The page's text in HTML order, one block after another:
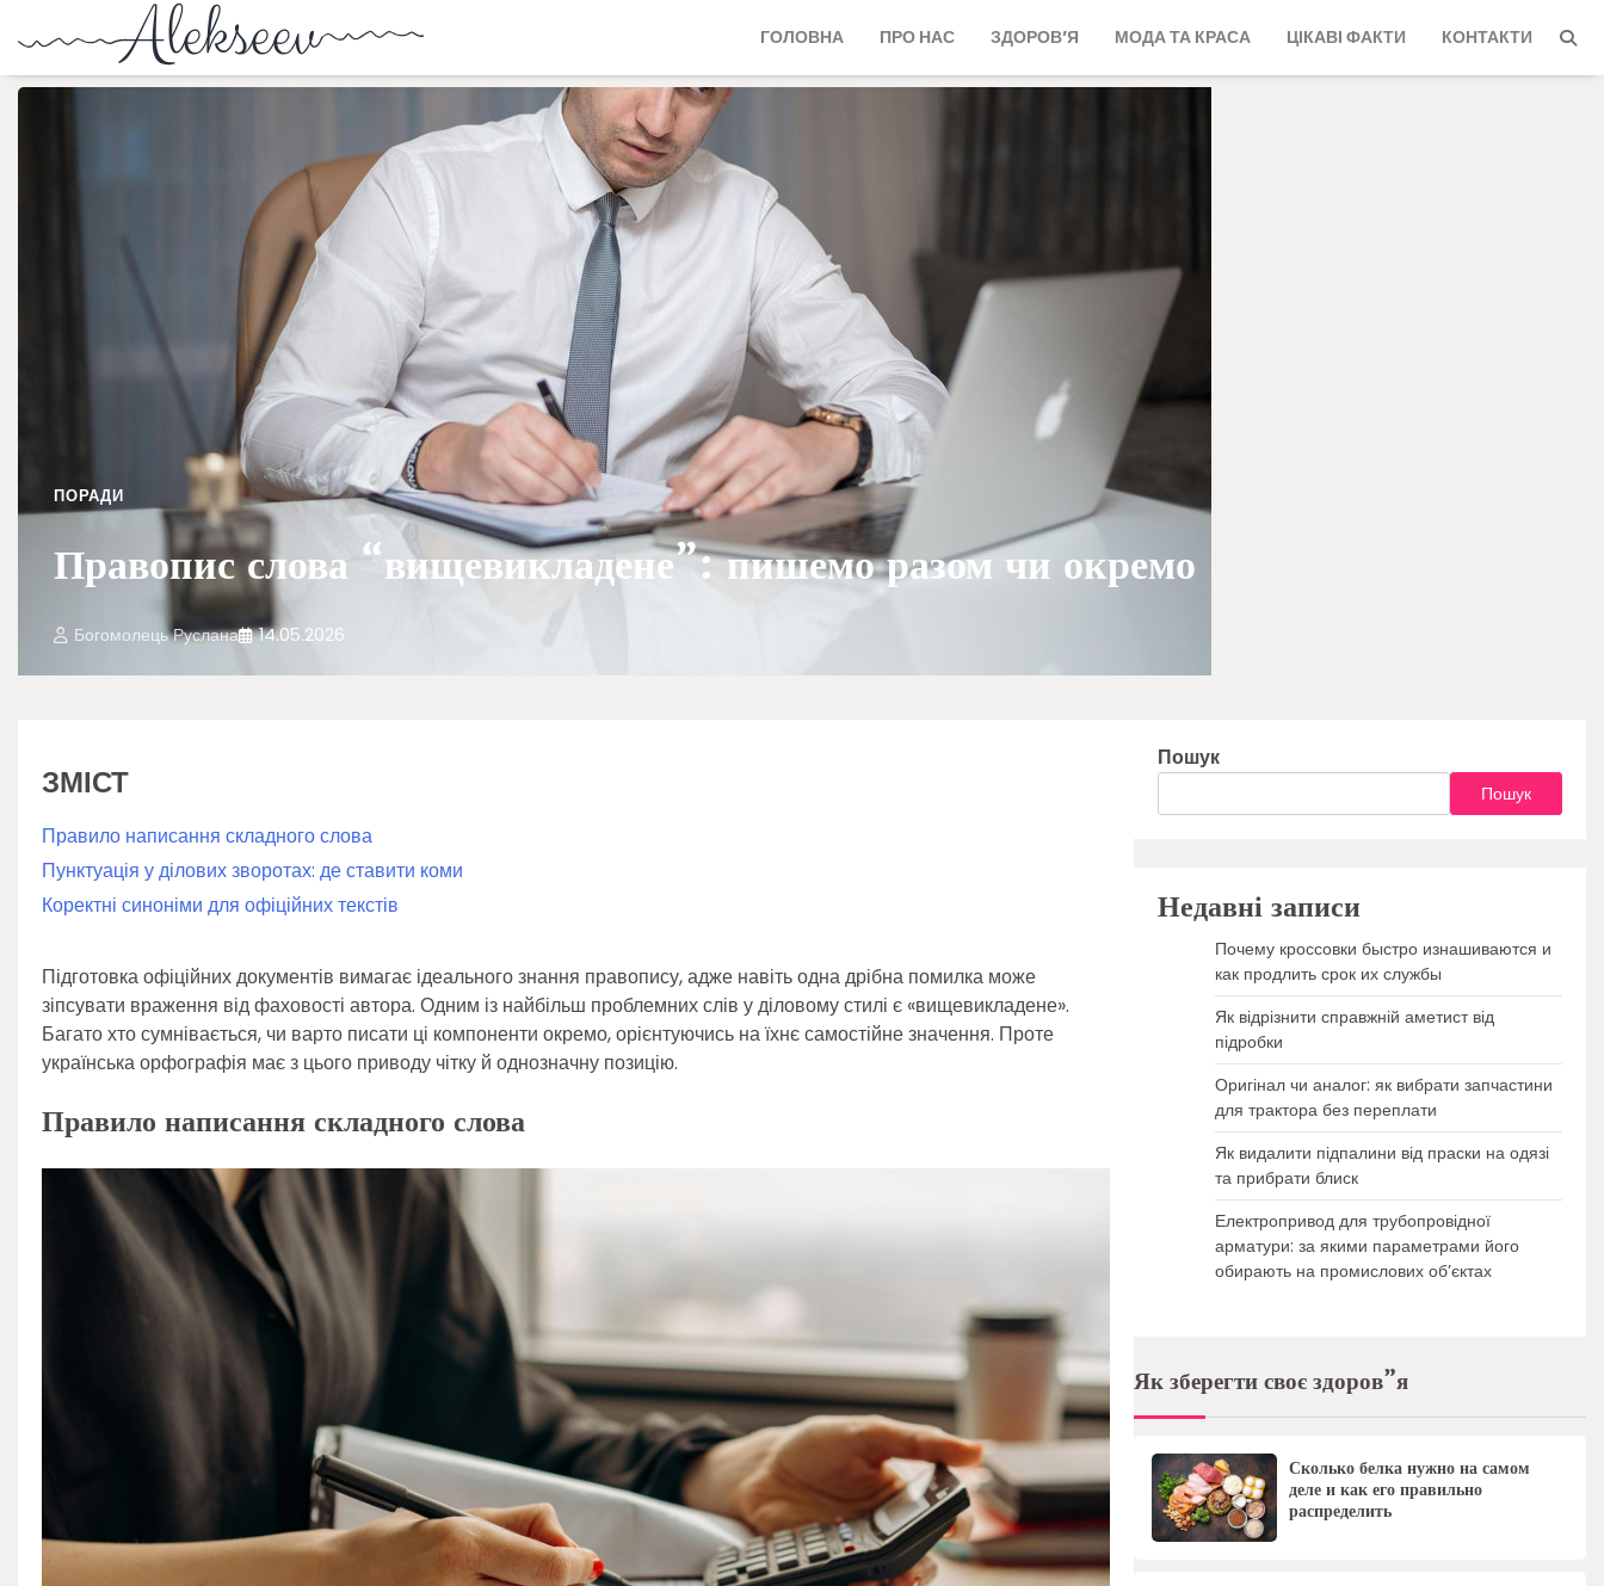
ГОЛОВНА ПРО НАС ЗДОРОВ’Я МОДА ТА КРАСА ЦІКАВІ ФАКТИ КОНТАКТИ
ПОРАДИ
Правопис слова “вищевикладене”: пишемо разом чи окремо
Богомолець Руслана 14.05.2026
ЗМІСТ
Правило написання складного слова
Пунктуація у ділових зворотах: де ставити коми
Коректні синоніми для офіційних текстів
Підготовка офіційних документів вимагає ідеального знання правопису, адже навіть одна дрібна помилка може
зіпсувати враження від фаховості автора. Одним із найбільш проблемних слів у діловому стилі є «вищевикладене».
Багато хто сумнівається, чи варто писати ці компоненти окремо, орієнтуючись на їхнє самостійне значення. Проте
українська орфографія має з цього приводу чітку й однозначну позицію.
Правило написання складного слова
Пошук
Пошук
Недавні записи
Почему кроссовки быстро изнашиваются и
как продлить срок их службы
Як відрізнити справжній аметист від
підробки
Оригінал чи аналог: як вибрати запчастини
для трактора без переплати
Як видалити підпалини від праски на одязі
та прибрати блиск
Електропривод для трубопровідної
арматури: за якими параметрами його
обирають на промислових об’єктах
Як зберегти своє здоров”я
Сколько белка нужно на самом
деле и как его правильно
распределить